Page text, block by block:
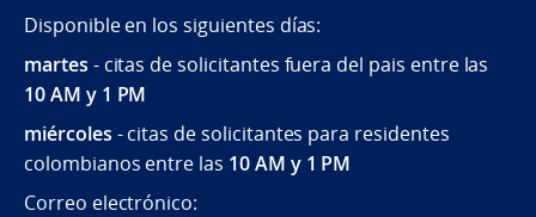
Disponible en los siguientes días:
martes - citas de solicitantes fuera del pais entre las
10 AM y 1 PM
miércoles - citas de solicitantes para residentes
colombianos entre las 10 AM y 1 PM
Correo electrónico: